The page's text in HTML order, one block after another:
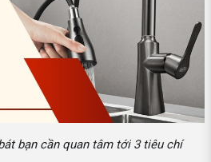
bạn cần quan tâm tới 3 tiêu chí